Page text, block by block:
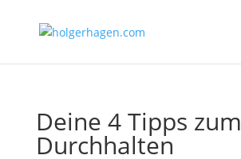
Deine 4 Tipps zum
Durchhalten